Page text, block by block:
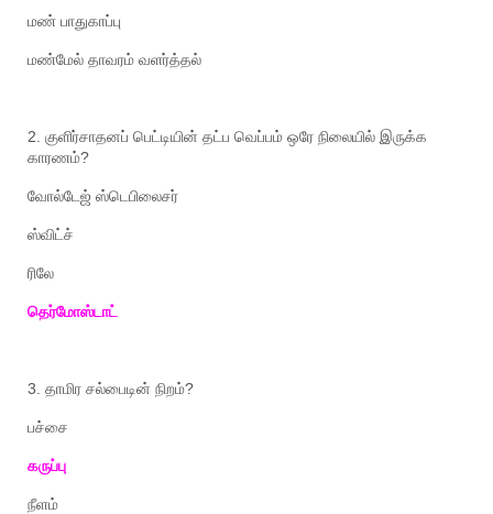
மண் பாதுகாப்பு
மண்மேல் தாவரம் வளர்த்தல்
2. குளிர்சாதனப் பெட்டியின் தட்ப வெப்பம் ஒரே நிலையில் இருக்க
காரணம்?
வோல்டேஜ் ஸ்டெபிலைசர்
ஸ்விட்ச்
ரிலே
தெர்மோஸ்டாட்
3. தாமிர சல்பைடின் நிறம்?
பச்சை
கருப்பு
நீளம்